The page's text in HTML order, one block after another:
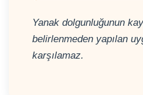
Yanak dolgunluğunun
belirlenmeden yapılan
karşılamaz.